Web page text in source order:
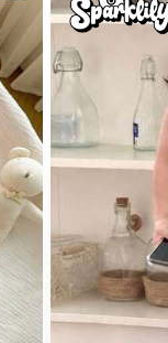
4.96
743K ผู้ติดตาม
743K ผู้ติดตาม